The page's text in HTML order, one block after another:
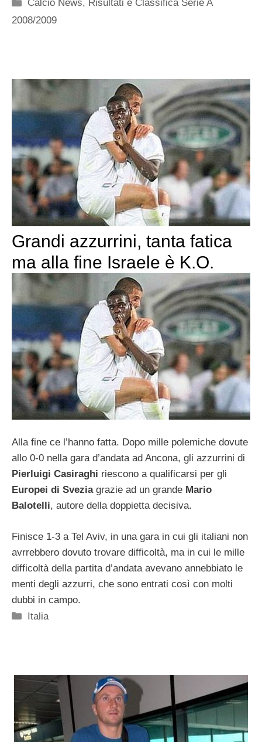
Calcio News, Risultati e Classifica Serie A
2008/2009
Grandi azzurrini, tanta fatica
ma alla fine Israele è K.O.
Alla fine ce l’hanno fatta. Dopo mille polemiche dovute
allo 0-0 nella gara d’andata ad Ancona, gli azzurrini di
Pierluigi Casiraghi riescono a qualificarsi per gli
Europei di Sveziagrazie ad un grande Mario
Balotelli, autore della doppietta decisiva.
Finisce 1-3 a Tel Aviv, in una gara in cui gli italiani non
avrrebbero dovuto trovare difficoltà, ma in cui le mille
difficoltà della partita d’andata avevano annebbiato le
menti degli azzurri, che sono entrati così con molti
dubbi in campo.
Categorie
Italia